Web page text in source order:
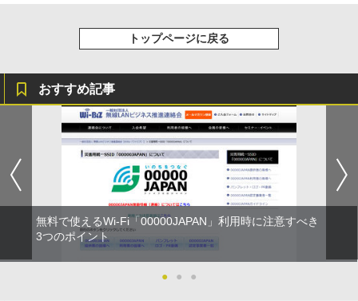
トップページに戻る
おすすめ記事
無料で使えるWi-Fi「00000JAPAN」利用時に注意すべき
3つのポイント
● ● ●